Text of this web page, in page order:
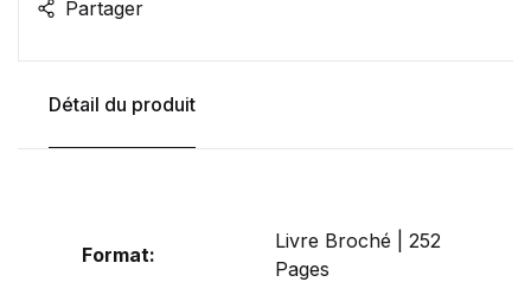
Partager
Détail du produit
Format:
Livre Broché | 252
Pages